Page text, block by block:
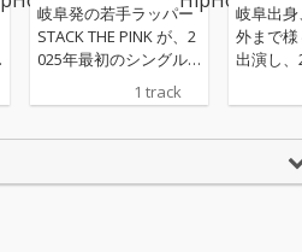
岐阜発の若手ラッパー
STACK THE PINK が、2
025年最初のシングル
「Nottin’ Broke」 をリ
リース。 フューチャリ
1 track
岐阜出
外まで
出演し、
ャリア
ラッパ
e Dust
本の